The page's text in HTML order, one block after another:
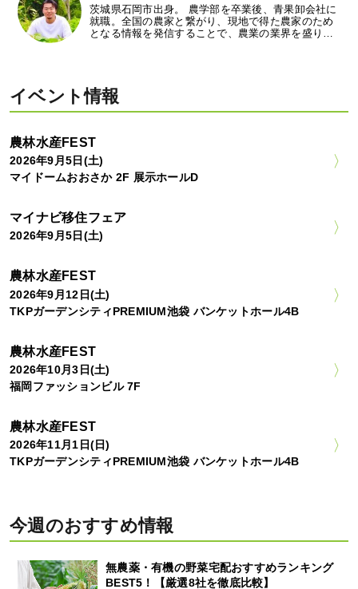
茨城県石岡市出身。 農学部を卒業後、青果卸会社に
就職。全国の農家と繋がり、現地で得た農家のため
となる情報を発信することで、農業の業界を盛り…
イベント情報
農林水産FEST
2026年9月5日(土)
マイドームおおさか 2F 展示ホールD
マイナビ移住フェア
2026年9月5日(土)
農林水産FEST
2026年9月12日(土)
TKPガーデンシティPREMIUM池袋 バンケットホール4B
農林水産FEST
2026年10月3日(土)
福岡ファッションビル 7F
農林水産FEST
2026年11月1日(日)
TKPガーデンシティPREMIUM池袋 バンケットホール4B
今週のおすすめ情報
無農薬・有機の野菜宅配おすすめランキング
BEST5！【厳選8社を徹底比較】